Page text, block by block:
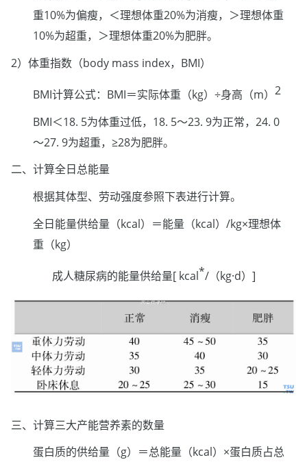
重10%为偏瘦，＜理想体重20%为消瘦，＞理想体重
10%为超重，＞理想体重20%为肥胖。
2）体重指数（body mass index，BMI）
BMI计算公式：BMI＝实际体重（kg）÷身高（m） 2
BMI＜18. 5为体重过低，18. 5～23. 9为正常，24. 0
～27. 9为超重，≥28为肥胖。
二、计算全日总能量
根据其体型、劳动强度参照下表进行计算。
全日能量供给量（kcal）＝能量（kcal）/kg×理想体
重（kg）
成人糖尿病的能量供给量[ kcal*/（kg·d）]
三、计算三大产能营养素的数量
蛋白质的供给量（g）＝总能量（kcal）×蛋白质占总